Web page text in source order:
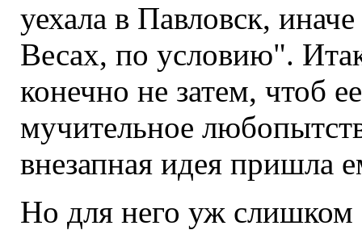
уехала в Павловск,
Весах, по условию".
конечно не затем, чтоб
мучительное
внезапная идея пришла
Но для него уж слишком